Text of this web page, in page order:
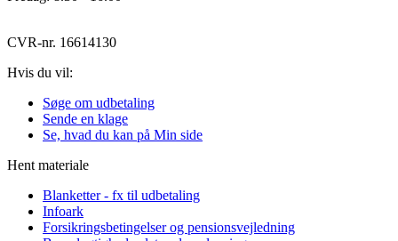
CVR-nr. 16614130
Hvis du vil:
Søge om udbetaling
Sende en klage
Se, hvad du kan på Min side
Hent materiale
Blanketter - fx til udbetaling
Infoark
Forsikringsbetingelser og pensionsvejledning